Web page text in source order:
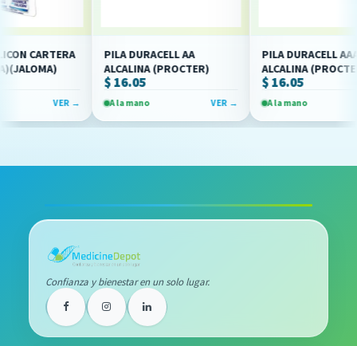
CARTERA
VER →
PILA DURACELL AA
ALCALINA (PROCTER)
$ 16.05
A la mano VER →
PILA DURACELL AAA
ALCALINA (PROCTER)
$ 16.05
A la mano
Confianza y bienestar en un solo lugar.